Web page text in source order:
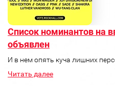
Список номинантов на
объявлен
И в нем опять куча лишних
Читать далее